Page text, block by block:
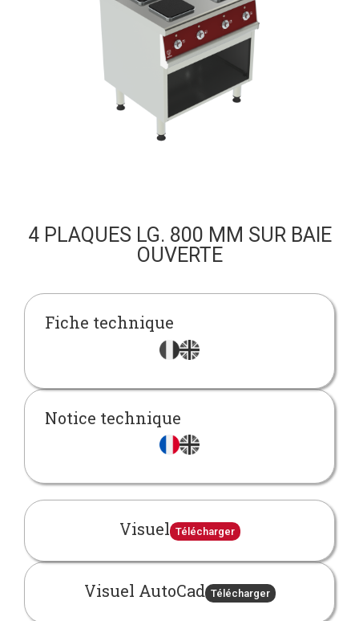
4 PLAQUES LG. 800 MM SUR BAIE
OUVERTE
Fiche technique
Notice technique
Visuel Télécharger
Visuel AutoCad Télécharger